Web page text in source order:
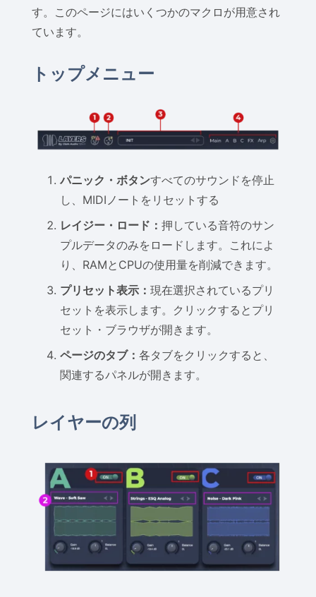
す。このページにはいくつかのマクロが用意され
ています。
トップメニュー
パニック・ボタンすべてのサウンドを停止
し、MIDIノートをリセットする
レイジー・ロード： 押している音符のサン
プルデータのみをロードします。これによ
り、RAMとCPUの使用量を削減できます。
プリセット表示： 現在選択されているプリ
セットを表示します。クリックするとプリ
セット・ブラウザが開きます。
ページのタブ： 各タブをクリックすると、
関連するパネルが開きます。
レイヤーの列